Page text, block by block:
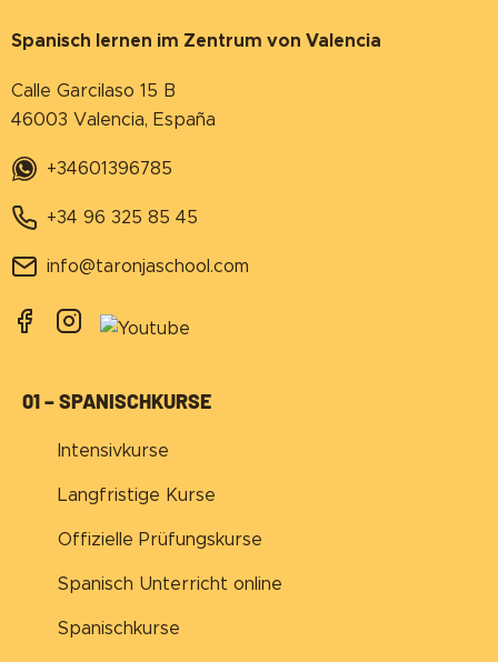
Spanisch lernen im Zentrum von Valencia
Calle Garcilaso 15 B
46003 Valencia, España
+34601396785
+34 96 325 85 45
info@taronjaschool.com
01 – SPANISCHKURSE
Intensivkurse
Langfristige Kurse
Offizielle Prüfungskurse
Spanisch Unterricht online
Spanischkurse